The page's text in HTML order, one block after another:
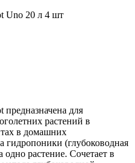
Uno 20 л 4 шт
предназначена для
растений в
в домашних
гидропоники (глубоководная
растение. Сочетает в